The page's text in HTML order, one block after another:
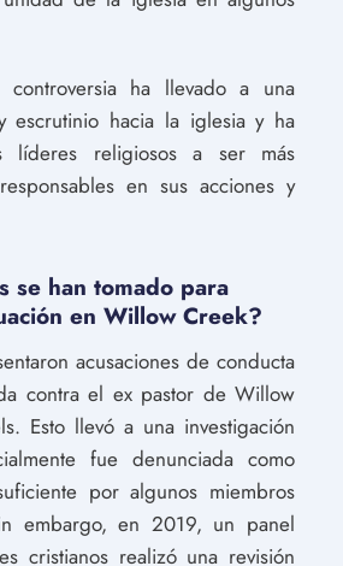
controversia ha llevado a una
escrutinio hacia la iglesia y ha
líderes religiosos a ser más
en sus acciones y
se han tomado para
en Willow Creek?
acusaciones de conducta
contra el ex pastor de Willow
Esto llevó a una investigación
fue denunciada como
por algunos miembros
embargo, en 2019, un panel
cristianos realizó una revisión